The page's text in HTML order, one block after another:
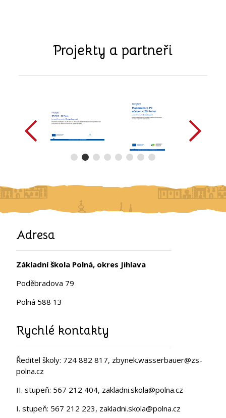
Projekty a partneři
Adresa
Základní škola Polná, okres Jihlava
Poděbradova 79
Polná 588 13
Rychlé kontakty
Ředitel školy: 724 882 817, zbynek.wasserbauer@zs-
polna.cz
II. stupeň: 567 212 404, zakladni.skola@polna.cz
I. stupeň: 567 212 223, zakladni.skola@polna.cz